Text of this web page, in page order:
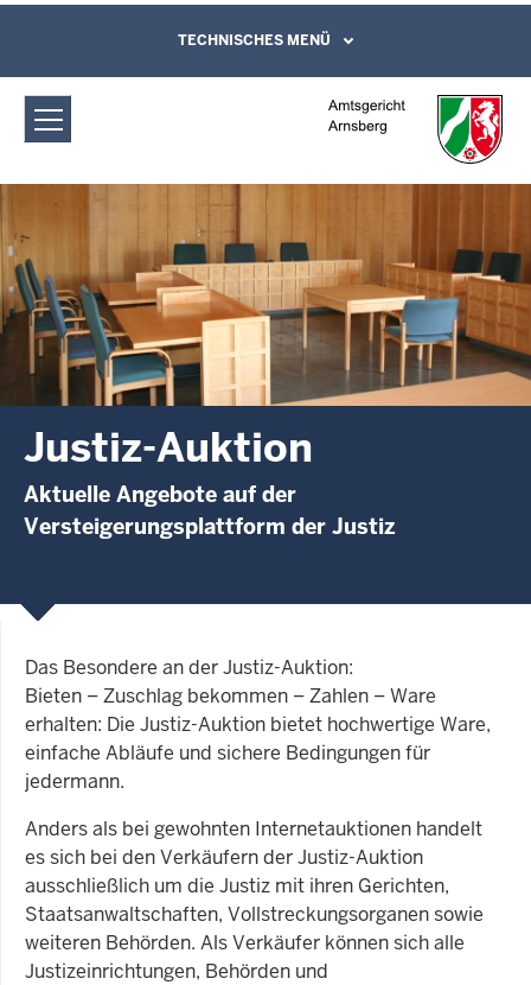
Amtsgericht Arnsberg: Justiz-Auktion
Direkt zum Inhalt
Leichte Sprache, Gebärdensprachenvideo
und Kontaktformular
TECHNISCHES MENÜ
Justiz-Auktion
Aktuelle Angebote auf der
Versteigerungsplattform der Justiz
Das Besondere an der Justiz-Auktion:
Bieten – Zuschlag bekommen – Zahlen – Ware
erhalten: Die Justiz-Auktion bietet hochwertige Ware,
einfache Abläufe und sichere Bedingungen für
jedermann.
Anders als bei gewohnten Internetauktionen handelt
es sich bei den Verkäufern der Justiz-Auktion
ausschließlich um die Justiz mit ihren Gerichten,
Staatsanwaltschaften, Vollstreckungsorganen sowie
weiteren Behörden. Als Verkäufer können sich alle
Justizeinrichtungen, Behörden und